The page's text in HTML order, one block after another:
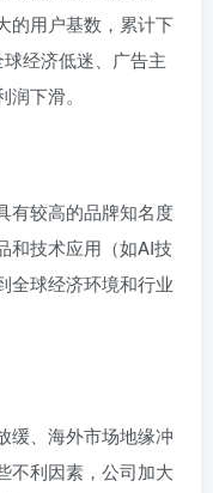
的用户基数，累计下
经济低迷、广告主
下滑。
有较高的品牌知名度
和技术应用（如AI技
全球经济环境和行业
缓、海外市场地缘冲
不利因素，公司加大